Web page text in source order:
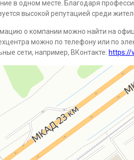
в одном месте. Благодаря
высокой репутацией среди
о компании можно найти на
можно по телефону или по
сети, например, ВКонтакте: https://